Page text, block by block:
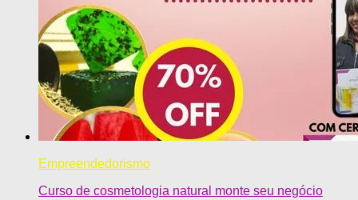
Empreendedorismo
Curso de cosmetologia natural monte seu negócio